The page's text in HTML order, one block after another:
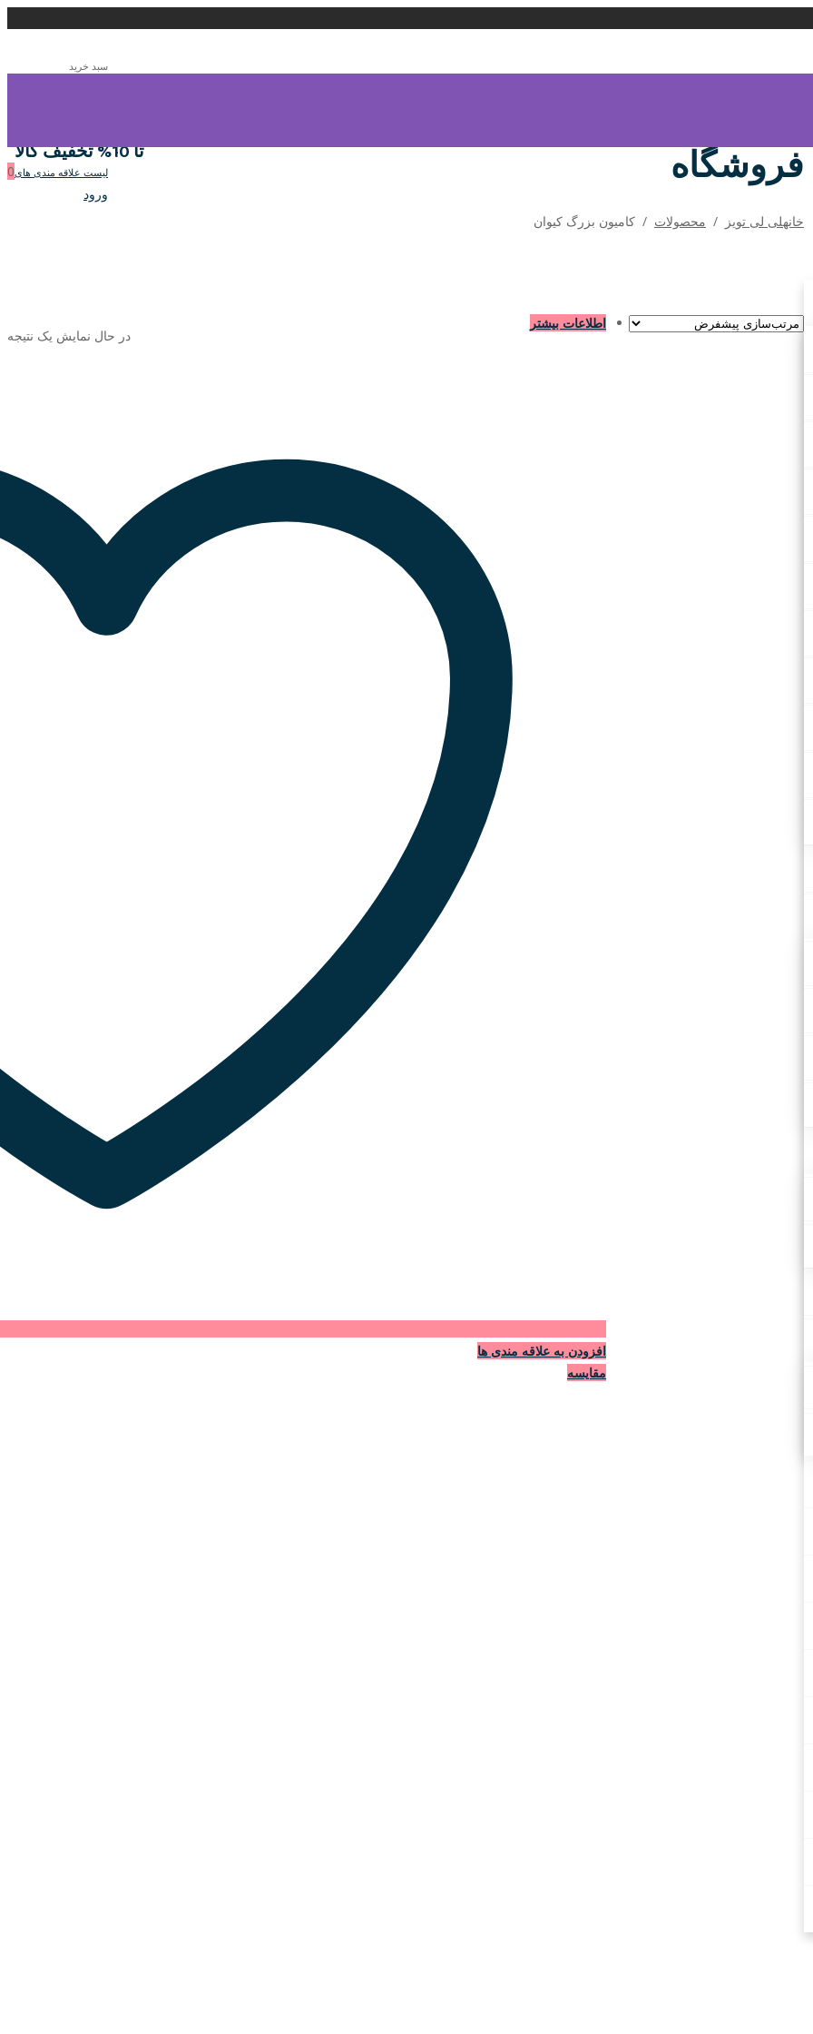
سبد خرید
لیست علاقه مندی های0
ورود
تا 10% تخفیف کالا فروشگاه
خانهلی لی تویز / محصولات / کامیون بزرگ کیوان
در حال نمایش یک نتیجه
اطلاعات بیشتر
افزودن به علاقه مندی ها
مقایسه